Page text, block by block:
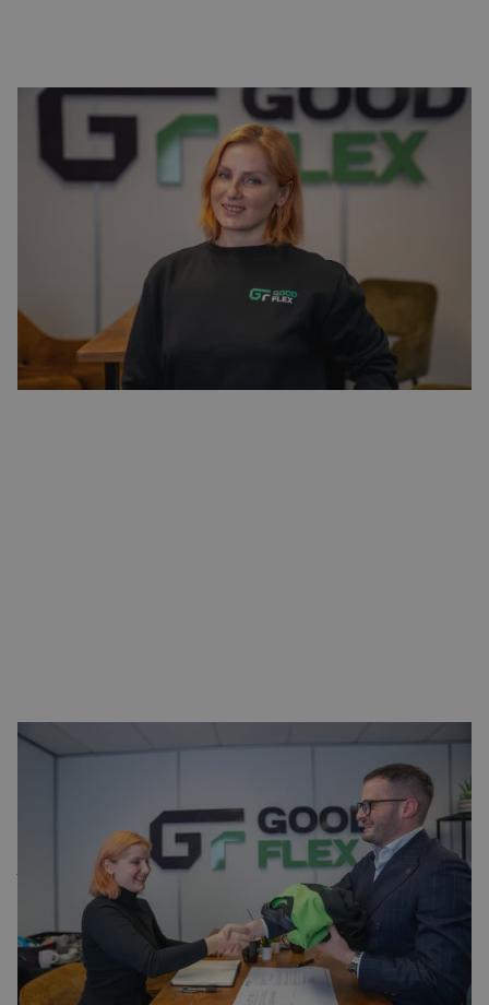
Salarissen en arbeidsvoorwaarden
GoodFlexgeloven we in transparantie. We geven bij elke
vacature in Schiphol duidelijk aan wat de
salarisverwachtingen en andere arbeidsvoorwaarden zijn,
zodat je precies weet waar je aan toe bent. Of je nu een
ervaren kracht bent of net begint aan je carrière, wij
zorgen ervoor dat je krijgt wat je verdient en dat je op tijd
wordt uitbetaald, zowel wekelijks als maandelijks.
Kansen op een vast contract in Schiphol
Ben je op zoek naar meer zekerheid in je werk? Veel van
onze vacatures in Schiphol bieden een uitzicht op een vast
contract, afhankelijk van je prestaties en de functie waarin
je werkzaam bent. Dit wordt altijd duidelijk vermeld in de
vacature. Daarnaast zijn er volop mogelijkheden om door
te groeien binnen het bedrijf waar je werkt, zodat je niet
alleen een baan, maar ook een toekomst kunt opbouwen.
BEKIJK ONZE VACATURES